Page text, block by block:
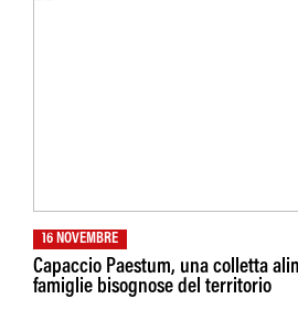
16 NOVEMBRE
Capaccio Paestum, una colletta
famiglie bisognose del territorio